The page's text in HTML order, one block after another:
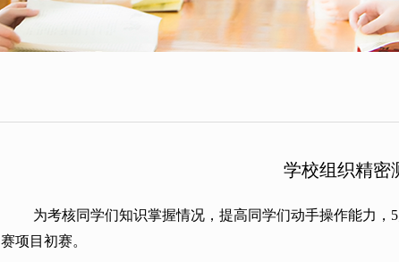
学校组织精密
为考核同学们知识掌握情况，提高同学们动手操作能力， 5
赛项目初赛。